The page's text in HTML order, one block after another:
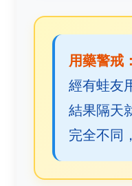
用藥警戒：
經有蛙友
結果隔天
完全不同